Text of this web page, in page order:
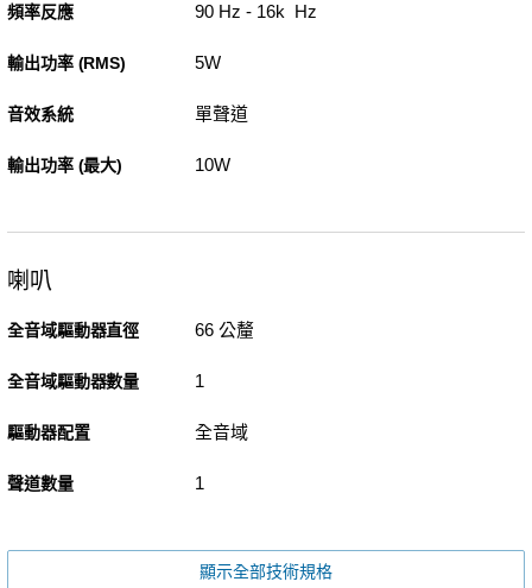
頻率反應 90 Hz - 16k Hz
輸出功率 (RMS) 5W
音效系統 單聲道
輸出功率 (最大) 10W
喇叭
全音域驅動器直徑 66 公釐
全音域驅動器數量 1
驅動器配置 全音域
聲道數量 1
顯示全部技術規格